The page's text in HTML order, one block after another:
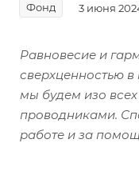
Фонд 3 июня
Равновесие и
сверхценностью
мы будем изо всех
проводниками.
работе и за